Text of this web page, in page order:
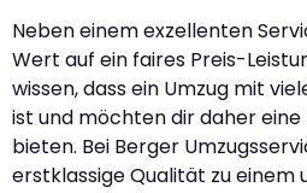
Neben einem exzellenten
Wert auf ein faires Preis-
wissen, dass ein Umzug mit
ist und möchten dir daher
bieten. Bei Berger
erstklassige Qualität zu einem